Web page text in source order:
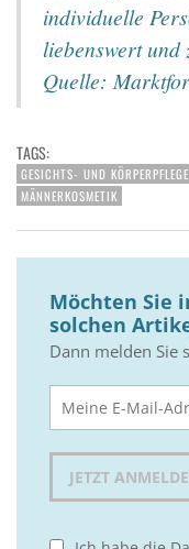
individuelle
liebenswert und
Quelle:
TAGS:
GESICHTS- UND
MÄNNERKOSMETIK
Möchten Sie
solchen
Dann melden Sie